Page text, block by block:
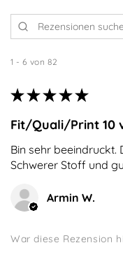
1 - 6 von 82
★ ★ ★ ★ ★
Fit/Quali/Print 10
Bin sehr beeindruckt.
Schwerer Stoff und
Armin W.
War diese Rezension